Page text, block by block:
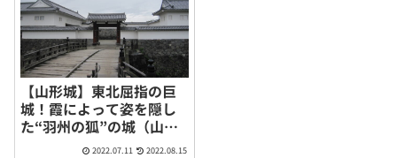
【山形城】東北屈指の巨
城！霞によって姿を隠し
た“羽州の狐”の城（山形
県山形市） 2022.07.11 2022.08.15